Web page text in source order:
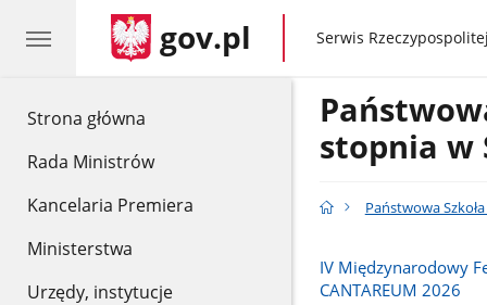
Strona główna
Rada Ministrów
Kancelaria Premiera
Ministerstwa
Urzędy, instytucje
gov.pl gov.pl
Serwis
stopnia w
Państwowa
IV Międzynarodowy
CANTAREUM 2026